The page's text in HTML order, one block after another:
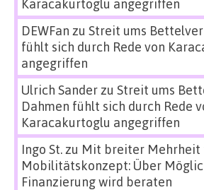
Karacakurtoglu angegriffen
DEWFan zu Streit ums
fühlt sich durch Rede von
angegriffen
Ulrich Sanderzu Streit ums
Dahmen fühlt sich durch Rede
Karacakurtoglu angegriffen
Ingo St.zu Mit breiter Mehrheit
Mobilitätskonzept: Über
Finanzierung wird beraten